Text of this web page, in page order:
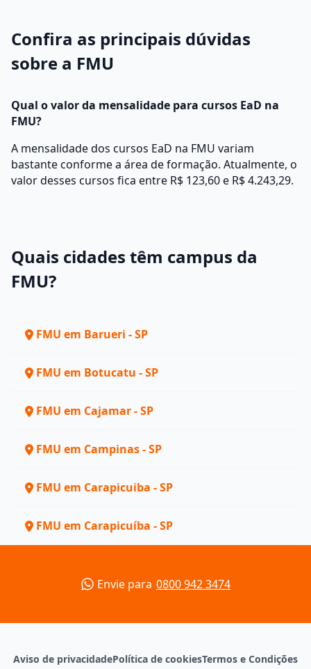
Confira as principais dúvidas
sobre a FMU
Qual o valor da mensalidade para cursos EaD na
FMU?
A mensalidade dos cursos EaD na FMU variam
bastante conforme a área de formação. Atualmente, o
valor desses cursos fica entre R$ 123,60 e R$ 4.243,29.
Quais cidades têm campus da
FMU?
FMU em Barueri - SP
FMU em Botucatu - SP
FMU em Cajamar - SP
FMU em Campinas - SP
FMU em Carapicuiba - SP
FMU em Carapicuíba - SP
Envie para 0800 942 3474
Aviso de privacidadePolítica de cookiesTermos e Condições